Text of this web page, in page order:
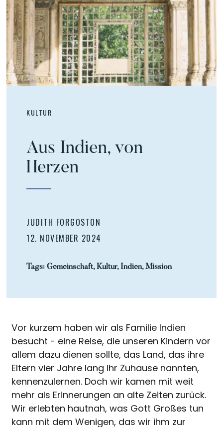
KULTUR
Aus Indien, von
Herzen
JUDITH FORGOSTON
12. NOVEMBER 2024
Tags:Gemeinschaft,Kultur,Indien,Mission
Vor kurzem haben wir als Familie Indien
besucht - eine Reise, die unseren Kindern vor
allem dazu dienen sollte, das Land, das ihre
Eltern vier Jahre lang ihr Zuhause nannten,
kennenzulernen. Doch wir kamen mit weit
mehr als Erinnerungen an alte Zeiten zurück.
Wir erlebten hautnah, was Gott Großes tun
kann mit dem Wenigen, das wir ihm zur